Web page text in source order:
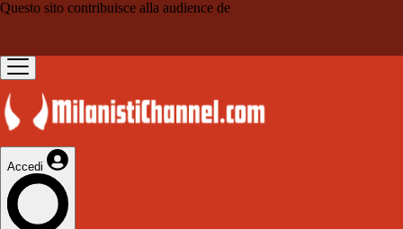
Questo sito contribuisce alla audience de
Accedi